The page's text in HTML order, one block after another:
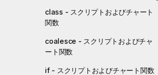
class - スクリプトおよびチャート
関数
coalesce - スクリプトおよびチャ
ート関数
if - スクリプトおよびチャート関数